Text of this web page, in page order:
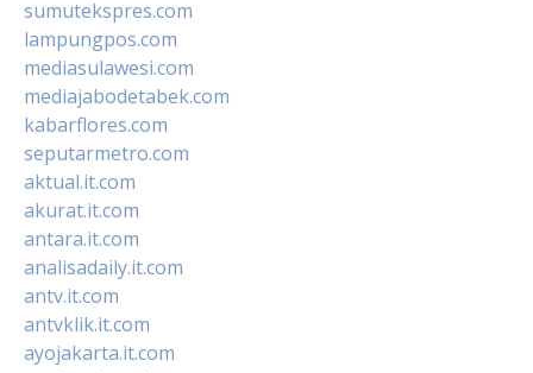
sumutekspres.com
lampungpos.com
mediasulawesi.com
mediajabodetabek.com
kabarflores.com
seputarmetro.com
aktual.it.com
akurat.it.com
antara.it.com
analisadaily.it.com
antv.it.com
antvklik.it.com
ayojakarta.it.com